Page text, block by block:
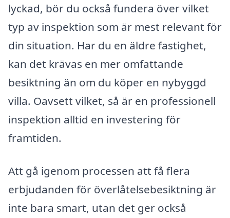
lyckad, bör du också fundera över vilket
typ av inspektion som är mest relevant för
din situation. Har du en äldre fastighet,
kan det krävas en mer omfattande
besiktning än om du köper en nybyggd
villa. Oavsett vilket, så är en professionell
inspektion alltid en investering för
framtiden.
Att gå igenom processen att få flera
erbjudanden för överlåtelsebesiktning är
inte bara smart, utan det ger också